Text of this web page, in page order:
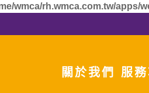
wmca/rh.wmca.com.tw/apps/
關於我們 服務